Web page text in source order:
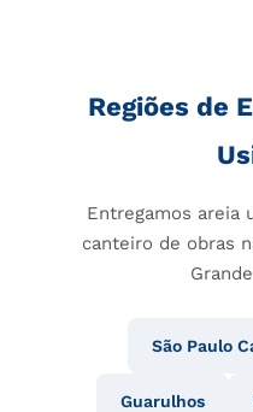
Regiões de
Entregamos areia
canteiro de obras
São Paulo
Guarulhos